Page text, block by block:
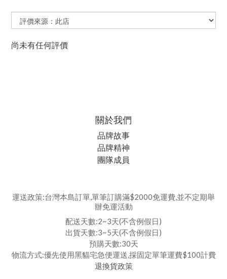
尚未有任何評價
關於我們
品牌故事
品牌精神
團隊成員
運送政策:台灣本島訂單,單筆訂購滿$2000免運費,並不定期舉
辦免運活動
配送天數:2~3天(不含例假日)
出貨天數:3~5天(不含例假日)
預購天數:30天
物流方式:優先使用黑貓宅急便運送,採固定單筆運費$100計費
退換貨政策